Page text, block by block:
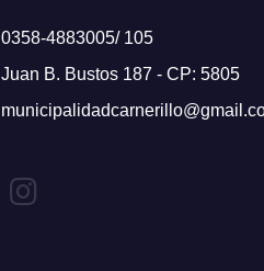
0358-4883005/ 105
Juan B. Bustos 187 - CP: 5805